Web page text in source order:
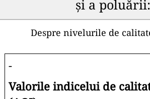
și a poluării:
Despre nivelurile de
-
Valorile indicelui de